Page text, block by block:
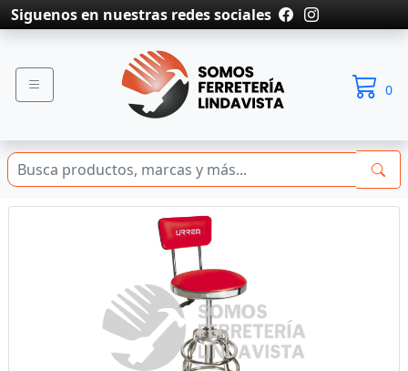
Siguenos en nuestras redes sociales
0